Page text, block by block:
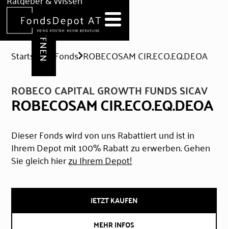
Hilfe & Formulare
DEPOT ERÖFFNEN
Startseite Fonds ROBECOSAM CIR.ECO.EQ.DEOA
ROBECO CAPITAL GROWTH FUNDS SICAV
ROBECOSAM CIR.ECO.EQ.DEOA
Dieser Fonds wird von uns Rabattiert und ist in
Ihrem Depot mit 100% Rabatt zu erwerben. Gehen
Sie gleich hierzu Ihrem Depot!
JETZT KAUFEN
MEHR INFOS